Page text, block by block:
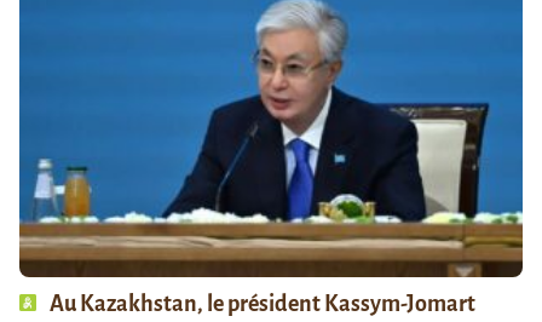
Au Kazakhstan, le président Kassym-Jomart